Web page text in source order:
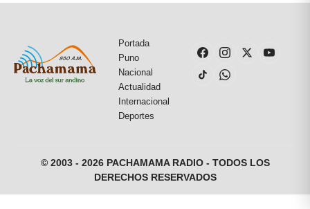
Portada
Puno
Nacional
Actualidad
Internacional
Deportes
© 2003 - 2026 PACHAMAMA RADIO - TODOS LOS
DERECHOS RESERVADOS